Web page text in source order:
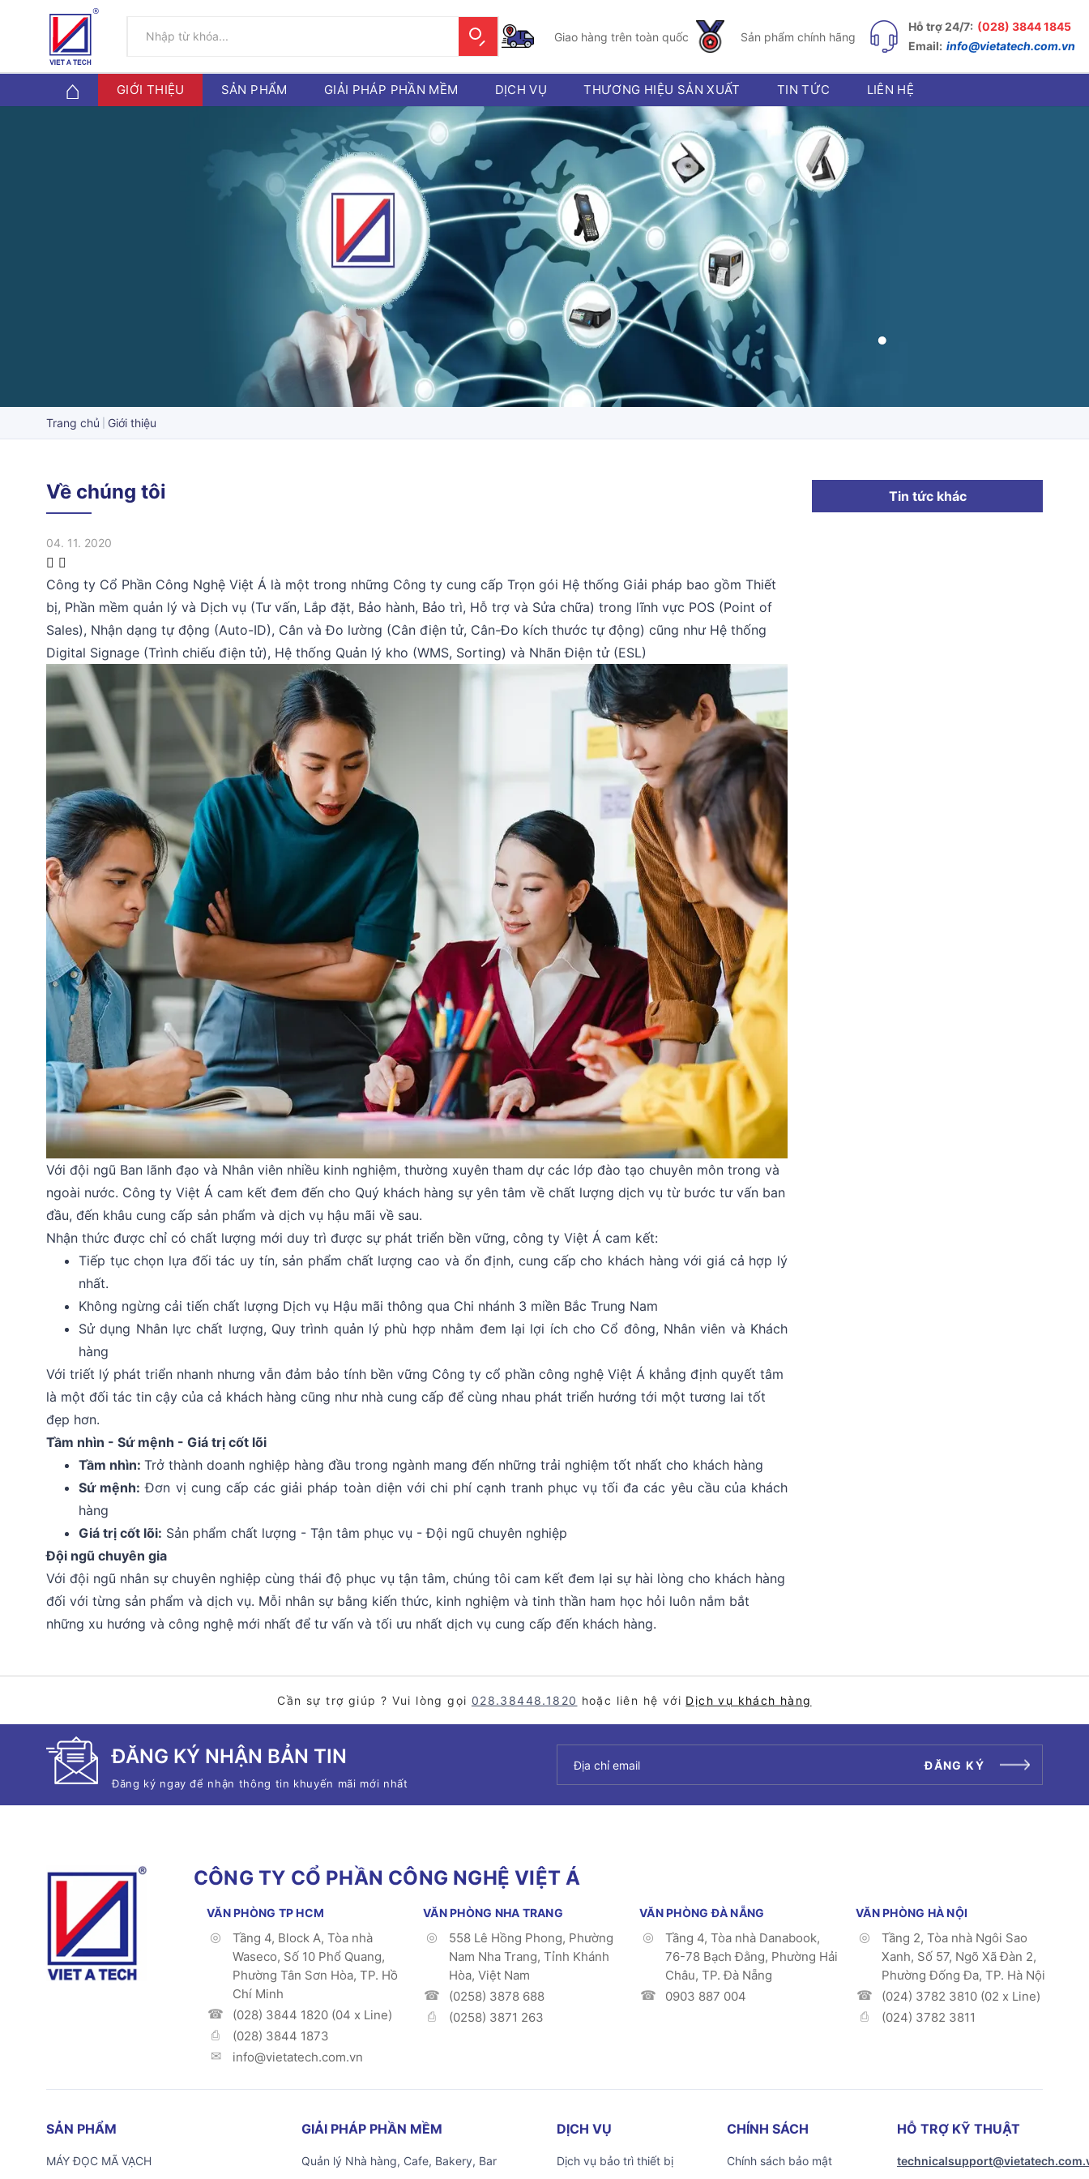
Giao hàng trên toàn quốc Sản phẩm chính hãng
Hỗ trợ 24/7: (028) 3844 1845
Email: info@vietatech.com.vn
GIỚI THIỆU SẢN PHẨM GIẢI PHÁP PHẦN MỀM DỊCH VỤ THƯƠNG HIỆU SẢN XUẤT TIN TỨC LIÊN HỆ
Trang chủ Giới thiệu
Về chúng tôi
04. 11. 2020
Công ty Cổ Phần Công Nghệ Việt Á là một trong những Công ty cung cấp Trọn gói Hệ thống Giải pháp bao gồm Thiết
bị, Phần mềm quản lý và Dịch vụ (Tư vấn, Lắp đặt, Bảo hành, Bảo trì, Hỗ trợ và Sửa chữa) trong lĩnh vực POS (Point of
Sales), Nhận dạng tự động (Auto-ID), Cân và Đo lường (Cân điện tử, Cân-Đo kích thước tự động) cũng như Hệ thống
Digital Signage (Trình chiếu điện tử), Hệ thống Quản lý kho (WMS, Sorting) và Nhãn Điện tử (ESL)
Với đội ngũ Ban lãnh đạo và Nhân viên nhiều kinh nghiệm, thường xuyên tham dự các lớp đào tạo chuyên môn trong và
ngoài nước. Công ty Việt Á cam kết đem đến cho Quý khách hàng sự yên tâm về chất lượng dịch vụ từ bước tư vấn ban
đầu, đến khâu cung cấp sản phẩm và dịch vụ hậu mãi về sau.
Nhận thức được chỉ có chất lượng mới duy trì được sự phát triển bền vững, công ty Việt Á cam kết:
Tiếp tục chọn lựa đối tác uy tín, sản phẩm chất lượng cao và ổn định, cung cấp cho khách hàng với giá cả hợp lý
nhất.
Không ngừng cải tiến chất lượng Dịch vụ Hậu mãi thông qua Chi nhánh 3 miền Bắc Trung Nam
Sử dụng Nhân lực chất lượng, Quy trình quản lý phù hợp nhằm đem lại lợi ích cho Cổ đông, Nhân viên và Khách
hàng
Với triết lý phát triển nhanh nhưng vẫn đảm bảo tính bền vững Công ty cổ phần công nghệ Việt Á khẳng định quyết tâm
là một đối tác tin cậy của cả khách hàng cũng như nhà cung cấp để cùng nhau phát triển hướng tới một tương lai tốt
đẹp hơn.
Tầm nhìn - Sứ mệnh - Giá trị cốt lõi
Tầm nhìn: Trở thành doanh nghiệp hàng đầu trong ngành mang đến những trải nghiệm tốt nhất cho khách hàng
Sứ mệnh: Đơn vị cung cấp các giải pháp toàn diện với chi phí cạnh tranh phục vụ tối đa các yêu cầu của khách
hàng
Giá trị cốt lõi: Sản phẩm chất lượng - Tận tâm phục vụ - Đội ngũ chuyên nghiệp
Đội ngũ chuyên gia
Với đội ngũ nhân sự chuyên nghiệp cùng thái độ phục vụ tận tâm, chúng tôi cam kết đem lại sự hài lòng cho khách hàng
đối với từng sản phẩm và dịch vụ. Mỗi nhân sự bằng kiến thức, kinh nghiệm và tinh thần ham học hỏi luôn nắm bắt
những xu hướng và công nghệ mới nhất để tư vấn và tối ưu nhất dịch vụ cung cấp đến khách hàng.
Tin tức khác
Cần sự trợ giúp ? Vui lòng gọi 028.38448.1820 hoặc liên hệ với Dịch vụ khách hàng
ĐĂNG KÝ NHẬN BẢN TIN
Đăng ký ngay để nhận thông tin khuyến mãi mới nhất
ĐĂNG KÝ
CÔNG TY CỔ PHẦN CÔNG NGHỆ VIỆT Á
VĂN PHÒNG TP HCM
Tầng 4, Block A, Tòa nhà
Waseco, Số 10 Phổ Quang,
Phường Tân Sơn Hòa, TP. Hồ
Chí Minh
(028) 3844 1820 (04 x Line)
(028) 3844 1873
info@vietatech.com.vn
VĂN PHÒNG NHA TRANG
558 Lê Hồng Phong, Phường
Nam Nha Trang, Tỉnh Khánh
Hòa, Việt Nam
(0258) 3878 688
(0258) 3871 263
VĂN PHÒNG ĐÀ NẴNG
Tầng 4, Tòa nhà Danabook,
76-78 Bạch Đằng, Phường Hải
Châu, TP. Đà Nẵng
0903 887 004
VĂN PHÒNG HÀ NỘI
Tầng 2, Tòa nhà Ngôi Sao
Xanh, Số 57, Ngõ Xã Đàn 2,
Phường Đống Đa, TP. Hà Nội
(024) 3782 3810 (02 x Line)
(024) 3782 3811
SẢN PHẨM
MÁY ĐỌC MÃ VẠCH
GIẢI PHÁP PHẦN MỀM
Quản lý Nhà hàng, Cafe, Bakery, Bar
DỊCH VỤ
Dịch vụ bảo trì thiết bị
CHÍNH SÁCH
Chính sách bảo mật
HỖ TRỢ KỸ THUẬT